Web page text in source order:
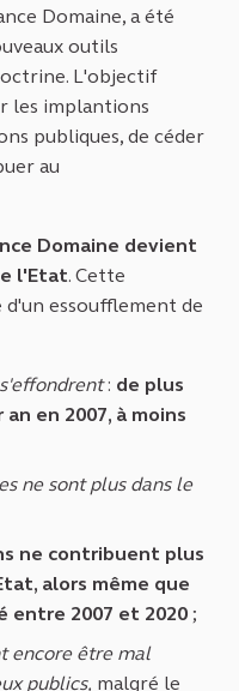
Domaine, a été
outils
L'objectif
les implantions
publiques, de céder
au
Domaine devient
l'Etat. Cette
essoufflement de
: de plus
en 2007, à moins
ne sont plus dans le
ne contribuent plus
alors même que
entre 2007 et 2020 ;
encore être mal
publics, malgré le